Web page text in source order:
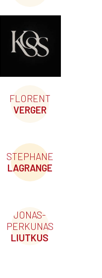
FLORENT
VERGER
STEPHANE
LAGRANGE
JONAS-
PERKUNAS
LIUTKUS